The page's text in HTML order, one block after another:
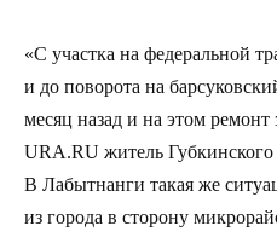
«С участка на федеральной
и до поворота на
месяц назад и на этом ремонт
URA.RU житель
В Лабытнанги такая же
из города в сторону